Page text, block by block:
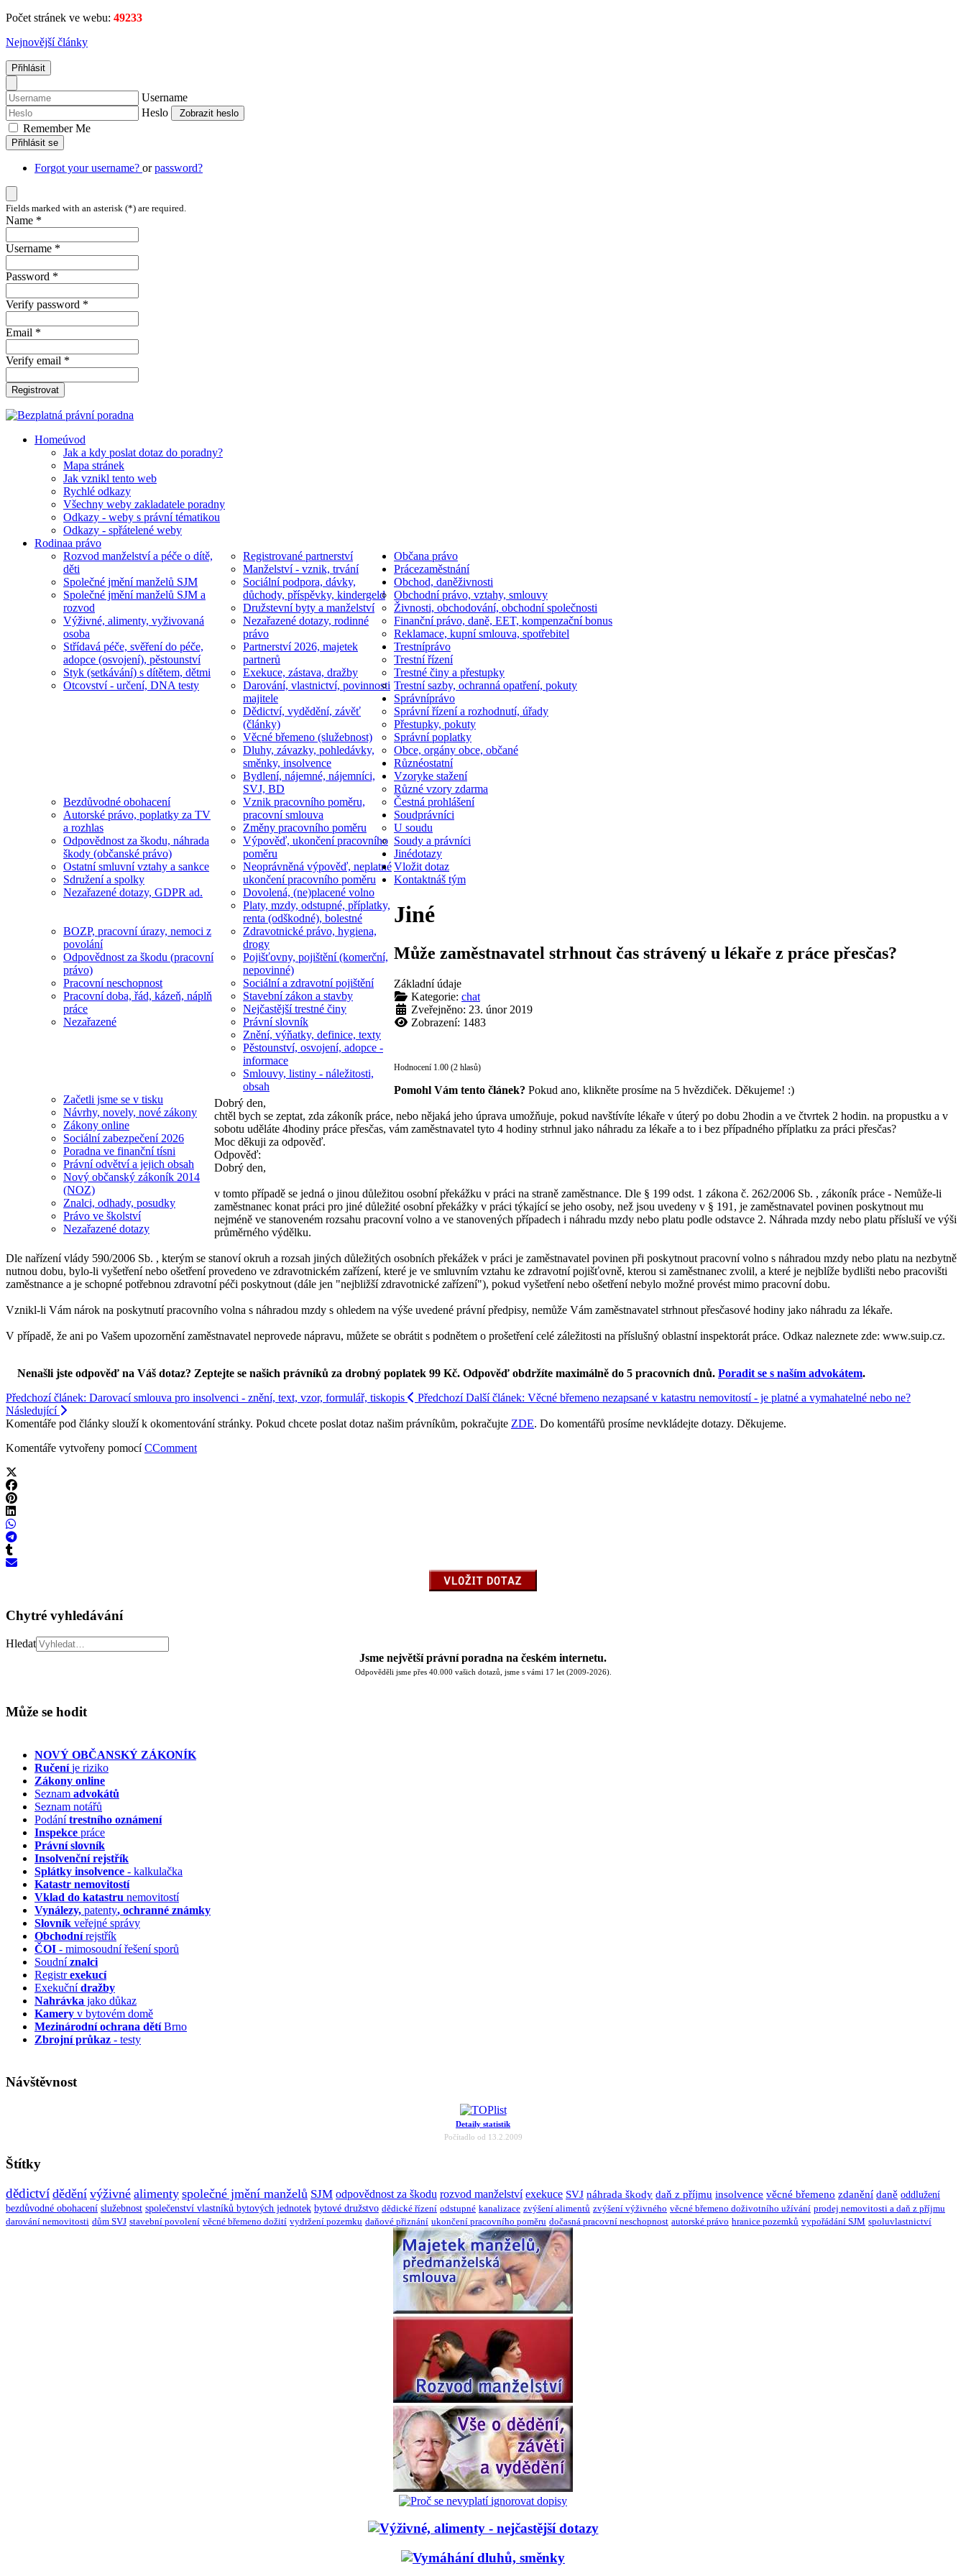
Počet stránek ve webu: 49233
Nejnovější články
Přihlásit
Username
Heslo
Zobrazit heslo
Remember Me
Přihlásit se
Forgot your username? orpassword?
Fields marked with an asterisk (*) are required.
Name *
Username *
Password *
Verify password *
Email *
Verify email *
Registrovat
Homeúvod
Jak a kdy poslat dotaz do poradny?
Mapa stránek
Jak vznikl tento web
Rychlé odkazy
Všechny weby zakladatele poradny
Odkazy - weby s právní tématikou
Odkazy - spřátelené weby
Rodinaa právo
Rozvod manželství a péče o dítě,
děti
Společné jmění manželů SJM
Společné jmění manželů SJM a
rozvod
Výživné, alimenty, vyživovaná
osoba
Střídavá péče, svěření do péče,
adopce (osvojení), pěstounství
Styk (setkávání) s dítětem, dětmi
Otcovství - určení, DNA testy
Registrované partnerství
Manželství - vznik, trvání
Sociální podpora, dávky,
důchody, příspěvky, kindergeld
Družstevní byty a manželství
Nezařazené dotazy, rodinné
právo
Partnerství 2026, majetek
partnerů
Občana právo
Exekuce, zástava, dražby
Darování, vlastnictví, povinnosti
majitele
Dědictví, vydědění, závěť
(články)
Věcné břemeno (služebnost)
Dluhy, závazky, pohledávky,
směnky, insolvence
Bydlení, nájemné, nájemníci,
SVJ, BD
Bezdůvodné obohacení
Autorské právo, poplatky za TV
a rozhlas
Odpovědnost za škodu, náhrada
škody (občanské právo)
Ostatní smluvní vztahy a sankce
Sdružení a spolky
Nezařazené dotazy, GDPR ad.
Prácezaměstnání
Vznik pracovního poměru,
pracovní smlouva
Změny pracovního poměru
Výpověď, ukončení pracovního
poměru
Neoprávněná výpověď, neplatné
ukončení pracovního poměru
Dovolená, (ne)placené volno
Platy, mzdy, odstupné, příplatky,
renta (odškodné), bolestné
BOZP, pracovní úrazy, nemoci z
povolání
Odpovědnost za škodu (pracovní
právo)
Pracovní neschopnost
Pracovní doba, řád, kázeň, náplň
práce
Nezařazené
Obchod, daněživnosti
Obchodní právo, vztahy, smlouvy
Živnosti, obchodování, obchodní společnosti
Finanční právo, daně, EET, kompenzační bonus
Reklamace, kupní smlouva, spotřebitel
Trestníprávo
Trestní řízení
Trestné činy a přestupky
Trestní sazby, ochranná opatření, pokuty
Správníprávo
Správní řízení a rozhodnutí, úřady
Přestupky, pokuty
Správní poplatky
Obce, orgány obce, občané
Různéostatní
Zdravotnické právo, hygiena,
drogy
Pojišťovny, pojištění (komerční,
nepovinné)
Sociální a zdravotní pojištění
Stavební zákon a stavby
Nejčastější trestné činy
Právní slovník
Znění, výňatky, definice, texty
Pěstounství, osvojení, adopce -
informace
Smlouvy, listiny - náležitosti,
obsah
Začetli jsme se v tisku
Návrhy, novely, nové zákony
Zákony online
Sociální zabezpečení 2026
Poradna ve finanční tísni
Právní odvětví a jejich obsah
Nový občanský zákoník 2014
(NOZ)
Znalci, odhady, posudky
Právo ve školství
Nezařazené dotazy
Vzoryke stažení
Různé vzory zdarma
Čestná prohlášení
Soudprávníci
U soudu
Soudy a právníci
Jinédotazy
Vložit dotaz
Kontaktnáš tým
Jiné
Může zaměstnavatel strhnout čas strávený u lékaře z práce přesčas?
Základní údaje
Kategorie: chat
Zveřejněno: 23. únor 2019
Zobrazení: 1483
Hodnocení 1.00 (2 hlasů)
Pomohl Vám tento článek? Pokud ano, klikněte prosíme na 5 hvězdiček. Děkujeme! :)
Dobrý den,
chtěl bych se zeptat, zda zákoník práce, nebo nějaká jeho úprava umožňuje, pokud navštívíte lékaře v úterý po dobu 2hodin a ve čtvrtek 2 hodin. na propustku a v
sobotu uděláte 4hodiny práce přesčas, vám zaměstnavatel tyto 4 hodiny strhnul jako náhradu za lékaře a to i bez případného příplatku za práci přesčas?
Moc děkuji za odpověď.
Odpověď:
Dobrý den,
v tomto případě se jedná o jinou důležitou osobní překážku v práci na straně zaměstnance. Dle § 199 odst. 1 zákona č. 262/2006 Sb. , zákoník práce - Nemůže-li
zaměstnanec konat práci pro jiné důležité osobní překážky v práci týkající se jeho osoby, než jsou uvedeny v § 191, je zaměstnavatel povinen poskytnout mu
nejméně ve stanoveném rozsahu pracovní volno a ve stanovených případech i náhradu mzdy nebo platu podle odstavce 2. Náhrada mzdy nebo platu přísluší ve výši
průměrného výdělku.
Dle nařízení vlády 590/2006 Sb. , kterým se stanoví okruh a rozsah jiných důležitých osobních překážek v práci je zaměstnavatel povinen při poskytnout pracovní volno s náhradou mzdy nebo platu na nezbytně
nutnou dobu, bylo-li vyšetření nebo ošetření provedeno ve zdravotnickém zařízení, které je ve smluvním vztahu ke zdravotní pojišťovně, kterou si zaměstnanec zvolil, a které je nejblíže bydlišti nebo pracovišti
zaměstnance a je schopné potřebnou zdravotní péči poskytnout (dále jen "nejbližší zdravotnické zařízení"), pokud vyšetření nebo ošetření nebylo možné provést mimo pracovní dobu.
Vznikl-li Vám nárok na poskytnutí pracovního volna s náhradou mzdy s ohledem na výše uvedené právní předpisy, nemůže Vám zaměstnavatel strhnout přesčasové hodiny jako náhradu za lékaře.
V případě, že ani po Vašem upozornění zaměstnavatel neprovede nápravu, můžete se obrátit s podnětem o prošetření celé záležitosti na příslušný oblastní inspektorát práce. Odkaz naleznete zde: www.suip.cz.
Nenašli jste odpověď na Váš dotaz? Zeptejte se našich právníků za drobný poplatek 99 Kč. Odpověď obdržíte maximálně do 5 pracovních dnů. Poradit se s naším advokátem.
Předchozí článek: Darovací smlouva pro insolvenci - znění, text, vzor, formulář, tiskopis
Předchozí Další článek: Věcné břemeno nezapsané v katastru nemovitostí - je platné a vymahatelné nebo ne?
Následující
Komentáře pod články slouží k okomentování stránky. Pokud chcete poslat dotaz našim právníkům, pokračujte ZDE. Do komentářů prosíme nevkládejte dotazy. Děkujeme.
Komentáře vytvořeny pomocíCComment
Chytré vyhledávání
Hledat
Jsme největší právní poradna na českém internetu.
Odpověděli jsme přes 40.000 vašich dotazů, jsme s vámi 17 let (2009-2026).
Může se hodit
NOVÝ OBČANSKÝ ZÁKONÍK
Ručeníje riziko
Zákony online
Seznam advokátů
Seznam notářů
Podánítrestního oznámení
Inspekce práce
Právní slovník
Insolvenčnírejstřík
Splátky insolvence - kalkulačka
Katastr nemovitostí
Vklad do katastru nemovitostí
Vynálezy, patenty, ochranné známky
Slovník veřejné správy
Obchodnírejstřík
ČOI - mimosoudní řešení sporů
Soudníznalci
Registrexekucí
Exekučnídražby
Nahrávka jako důkaz
Kamery v bytovém domě
Mezinárodní ochrana dětíBrno
Zbrojní průkaz - testy
Návštěvnost
Detaily statistik
Počítadlo od 13.2.2009
Štítky
dědictví dědění výživné alimenty společné jmění manželů SJM odpovědnost za škodu rozvod manželství exekuce SVJ náhrada škody daň z příjmu insolvence věcné břemeno zdanění daně oddlužení
bezdůvodné obohacení služebnost společenství vlastníků bytových jednotek bytové družstvo dědické řízení odstupné kanalizace zvýšení alimentů zvýšení výživného věcné břemeno doživotního užívání prodej nemovitosti a daň z příjmu
darování nemovitosti dům SVJ stavební povolení věcné břemeno dožití vydržení pozemku daňové přiznání ukončení pracovního poměru dočasná pracovní neschopnost autorské právo hranice pozemků vypořádání SJM spoluvlastnictví